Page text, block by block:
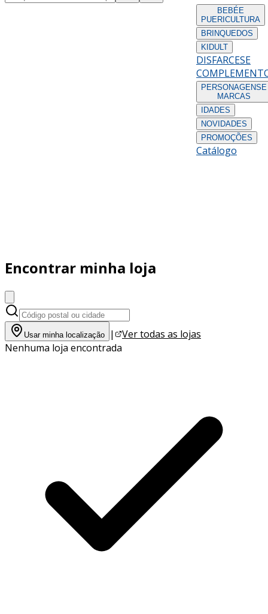
BEBÉE
PUERICULTURA
BRINQUEDOS
KIDULT
DISFARCESE
PERSONAGENS E
MARCAS
IDADES
NOVIDADES
PROMOÇÕES
Catálogo
Encontrar minha loja
Usar minha localização |
Ver todas as lojas
Nenhuma loja encontrada